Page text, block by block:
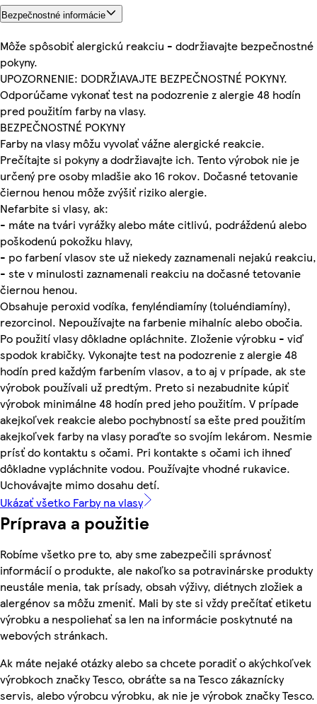
Bezpečnostné informácie
Môže spôsobiť alergickú reakciu - dodržiavajte bezpečnostné
pokyny.
UPOZORNENIE: DODRŽIAVAJTE BEZPEČNOSTNÉ POKYNY.
Odporúčame vykonať test na podozrenie z alergie 48 hodín
pred použitím farby na vlasy.
BEZPEČNOSTNÉ POKYNY
Farby na vlasy môžu vyvolať vážne alergické reakcie.
Prečítajte si pokyny a dodržiavajte ich. Tento výrobok nie je
určený pre osoby mladšie ako 16 rokov. Dočasné tetovanie
čiernou henou môže zvýšiť riziko alergie.
Nefarbite si vlasy, ak:
- máte na tvári vyrážky alebo máte citlivú, podráždenú alebo
poškodenú pokožku hlavy,
- po farbení vlasov ste už niekedy zaznamenali nejakú reakciu,
- ste v minulosti zaznamenali reakciu na dočasné tetovanie
čiernou henou.
Obsahuje peroxid vodíka, fenyléndiamíny (toluéndiamíny),
rezorcinol. Nepoužívajte na farbenie mihalníc alebo obočia.
Po použití vlasy dôkladne opláchnite. Zloženie výrobku - viď
spodok krabičky. Vykonajte test na podozrenie z alergie 48
hodín pred každým farbením vlasov, a to aj v prípade, ak ste
výrobok používali už predtým. Preto si nezabudnite kúpiť
výrobok minimálne 48 hodín pred jeho použitím. V prípade
akejkoľvek reakcie alebo pochybností sa ešte pred použitím
akejkoľvek farby na vlasy poraďte so svojím lekárom. Nesmie
prísť do kontaktu s očami. Pri kontakte s očami ich ihneď
dôkladne vypláchnite vodou. Používajte vhodné rukavice.
Uchovávajte mimo dosahu detí.
Ukázať všetko Farby na vlasy
Príprava a použitie
Robíme všetko pre to, aby sme zabezpečili správnosť
informácií o produkte, ale nakoľko sa potravinárske produkty
neustále menia, tak prísady, obsah výživy, diétnych zložiek a
alergénov sa môžu zmeniť. Mali by ste si vždy prečítať etiketu
výrobku a nespoliehať sa len na informácie poskytnuté na
webových stránkach.
Ak máte nejaké otázky alebo sa chcete poradiť o akýchkoľvek
výrobkoch značky Tesco, obráťte sa na Tesco zákaznícky
servis, alebo výrobcu výrobku, ak nie je výrobok značky Tesco.